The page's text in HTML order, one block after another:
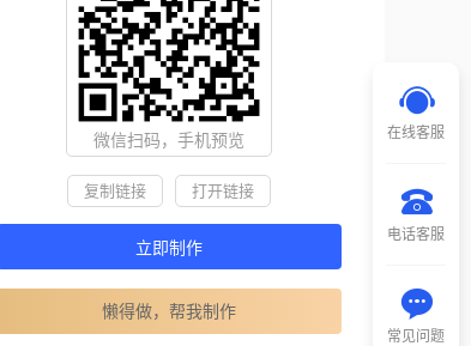
微信扫码，手机预览
复制链接 打开链接
立即制作
懒得做，帮我制作
在线客服
电话客服
常见问题